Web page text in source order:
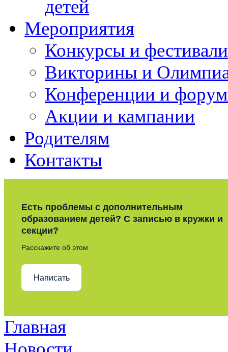
детей
Мероприятия
Конкурсы и фестивали
Викторины и
Конференции и
Акции и кампании
Родителям
Контакты
Есть проблемы с дополнительным
образованием детей? С записью в кружки и
секции?
Расскажите об этом
Написать
Главная